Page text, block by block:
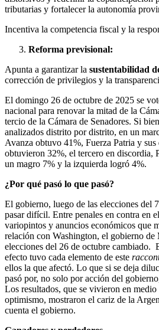
tributarias y fortalecer la autonomía
Incentiva la competencia fiscal y la
Reforma previsional:
Apunta a garantizar la sustentabilidad
corrección de privilegios y la
El domingo 26 de octubre de 2025 se
nacional para renovar la mitad de la
tercio de la Cámara de Senadores. Si
analizados distrito por distrito, en un
Avanza obtuvo 41%, Fuerza Patria y sus
obtuvieron 32%, el tercero en discordia,
un magro 7% y la izquierda logró 4%.
¿Por qué pasó lo que pasó?
El gobierno, luego de las elecciones del
pasar difícil. Entre penales en contra en
variopintos y anuncios económicos que
relación con Washington, el gobierno de
elecciones del 26 de octubre cambiado.
efecto tuvo cada elemento de este
ellos la que afectó. Lo que si se deja
pasó por, no solo por acción del
Los resultados, que se vivieron en
optimismo, mostraron el cariz de la
cuenta el gobierno.